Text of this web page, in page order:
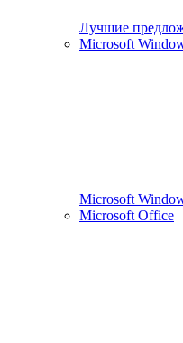
Лучшие
Microsoft
Microsoft
Microsoft Office